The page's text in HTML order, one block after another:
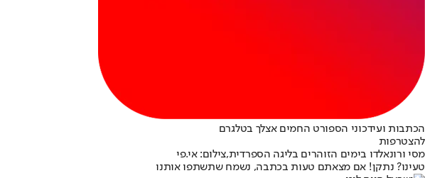
הכתבות ועידכוני הספורט החמים אצלך בטלגרם
להצטרפות
מסי ורונאלדו בימים הזוהרים בליגה הספרדית,צילום: אי.פי
טעינו? נתקן! אם מצאתם טעות בכתבה, נשמח שתשתפו אותנו